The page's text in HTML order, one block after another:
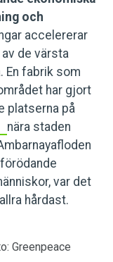
och
accelererar
de värsta
En fabrik som
har gjort
platserna på
nära staden
var det
hårdast.
Greenpeace